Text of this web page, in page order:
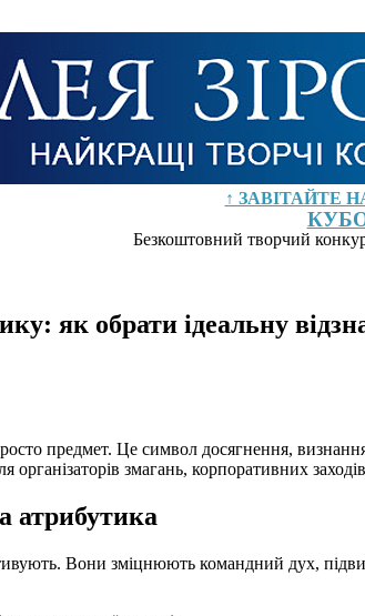
↑ ЗАВІТАЙТЕ
Безкоштовний творчий
як обрати ідеальну
предмет. Це символ досягнення,
змагань, корпоративних
атрибутика
Вони зміцнюють командний дух,